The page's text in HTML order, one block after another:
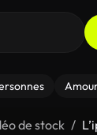
de stock